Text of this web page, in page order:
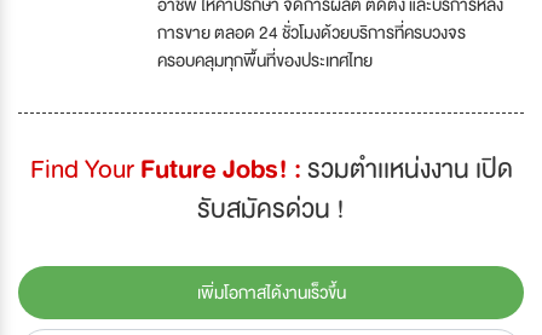
การขาย ตลอด 24 ชั่วโมงด้วยบริการที่ครบวงจร
ครอบคลุมทุกพื้นที่ของประเทศไทย
Find YourFuture Jobs! :รวมตำเเหน่งงาน เปิด
รับสมัครด่วน !
เพิ่มโอกาสได้งานเร็วขึ้น